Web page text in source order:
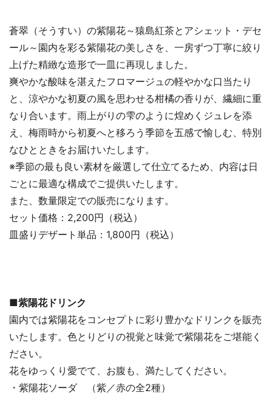
蒼翠（そうすい）の紫陽花～猿島紅茶とアシェット・デセ
ール～園内を彩る紫陽花の美しさを、一房ずつ丁寧に絞り
上げた精緻な造形で一皿に再現しました。
爽やかな酸味を湛えたフロマージュの軽やかな口当たり
と、涼やかな初夏の風を思わせる柑橘の香りが、繊細に重
なり合います。雨上がりの雫のように煌めくジュレを添
え、梅雨時から初夏へと移ろう季節を五感で愉しむ、特別
なひとときをお届けいたします。
※季節の最も良い素材を厳選して仕立てるため、内容は日
ごとに最適な構成でご提供いたします。
また、数量限定での販売になります。
セット価格：2,200円（税込）
皿盛りデザート単品：1,800円（税込）
■紫陽花ドリンク
園内では紫陽花をコンセプトに彩り豊かなドリンクを販売
いたします。色とりどりの視覚と味覚で紫陽花をご堪能く
ださい。
花をゆっくり愛でて、お腹も、満たしてください。
・紫陽花ソーダ （紫／赤の全2種）